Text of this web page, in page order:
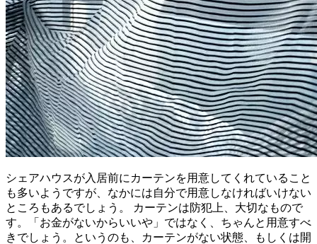
シェアハウスが入居前にカーテンを用意してくれていること
も多いようですが、なかには自分で用意しなければいけない
ところもあるでしょう。 カーテンは防犯上、大切なもので
す。「お金がないからいいや」ではなく、ちゃんと用意すべ
きでしょう。というのも、カーテンがない状態、もしくは開